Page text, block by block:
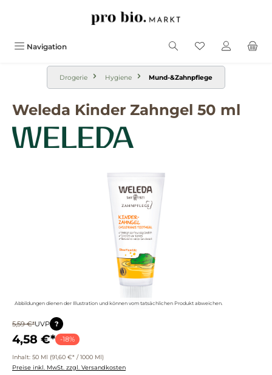
Navigation
Drogerie Hygiene Mund-&Zahnpflege
Weleda Kinder Zahngel 50 ml
Abbildungen dienen der Illustration und können vom tatsächlichen Produkt abweichen.
5,59 €*UVP ?
4,58 €* -18%
Inhalt: 50 Ml (91,60 €* / 1000 Ml)
Preise inkl. MwSt. zzgl. Versandkosten